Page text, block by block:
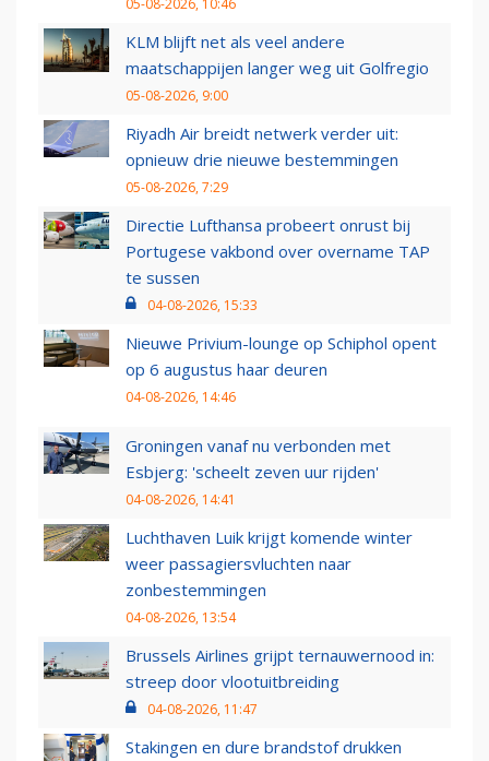
05-08-2026, 10:46
KLM blijft net als veel andere
maatschappijen langer weg uit Golfregio
05-08-2026, 9:00
Riyadh Air breidt netwerk verder uit:
opnieuw drie nieuwe bestemmingen
05-08-2026, 7:29
Directie Lufthansa probeert onrust bij
Portugese vakbond over overname TAP
te sussen
04-08-2026, 15:33
Nieuwe Privium-lounge op Schiphol opent
op 6 augustus haar deuren
04-08-2026, 14:46
Groningen vanaf nu verbonden met
Esbjerg: 'scheelt zeven uur rijden'
04-08-2026, 14:41
Luchthaven Luik krijgt komende winter
weer passagiersvluchten naar
zonbestemmingen
04-08-2026, 13:54
Brussels Airlines grijpt ternauwernood in:
streep door vlootuitbreiding
04-08-2026, 11:47
Stakingen en dure brandstof drukken